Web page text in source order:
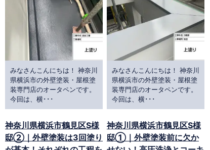
みなさんこんにちは！ 神奈川
県横浜市の外壁塗装・屋根塗
装専門店のオータペンです。
今回は、横･･･
みなさんこんにちは！ 神奈川
県横浜市の外壁塗装・屋根塗
装専門店のオータペンです。
今回は、横･･･
神奈川県横浜市鶴見区S様
邸②｜外壁塗装は3回塗り
神奈川県横浜市鶴見区S様
邸①｜外壁塗装前に欠か